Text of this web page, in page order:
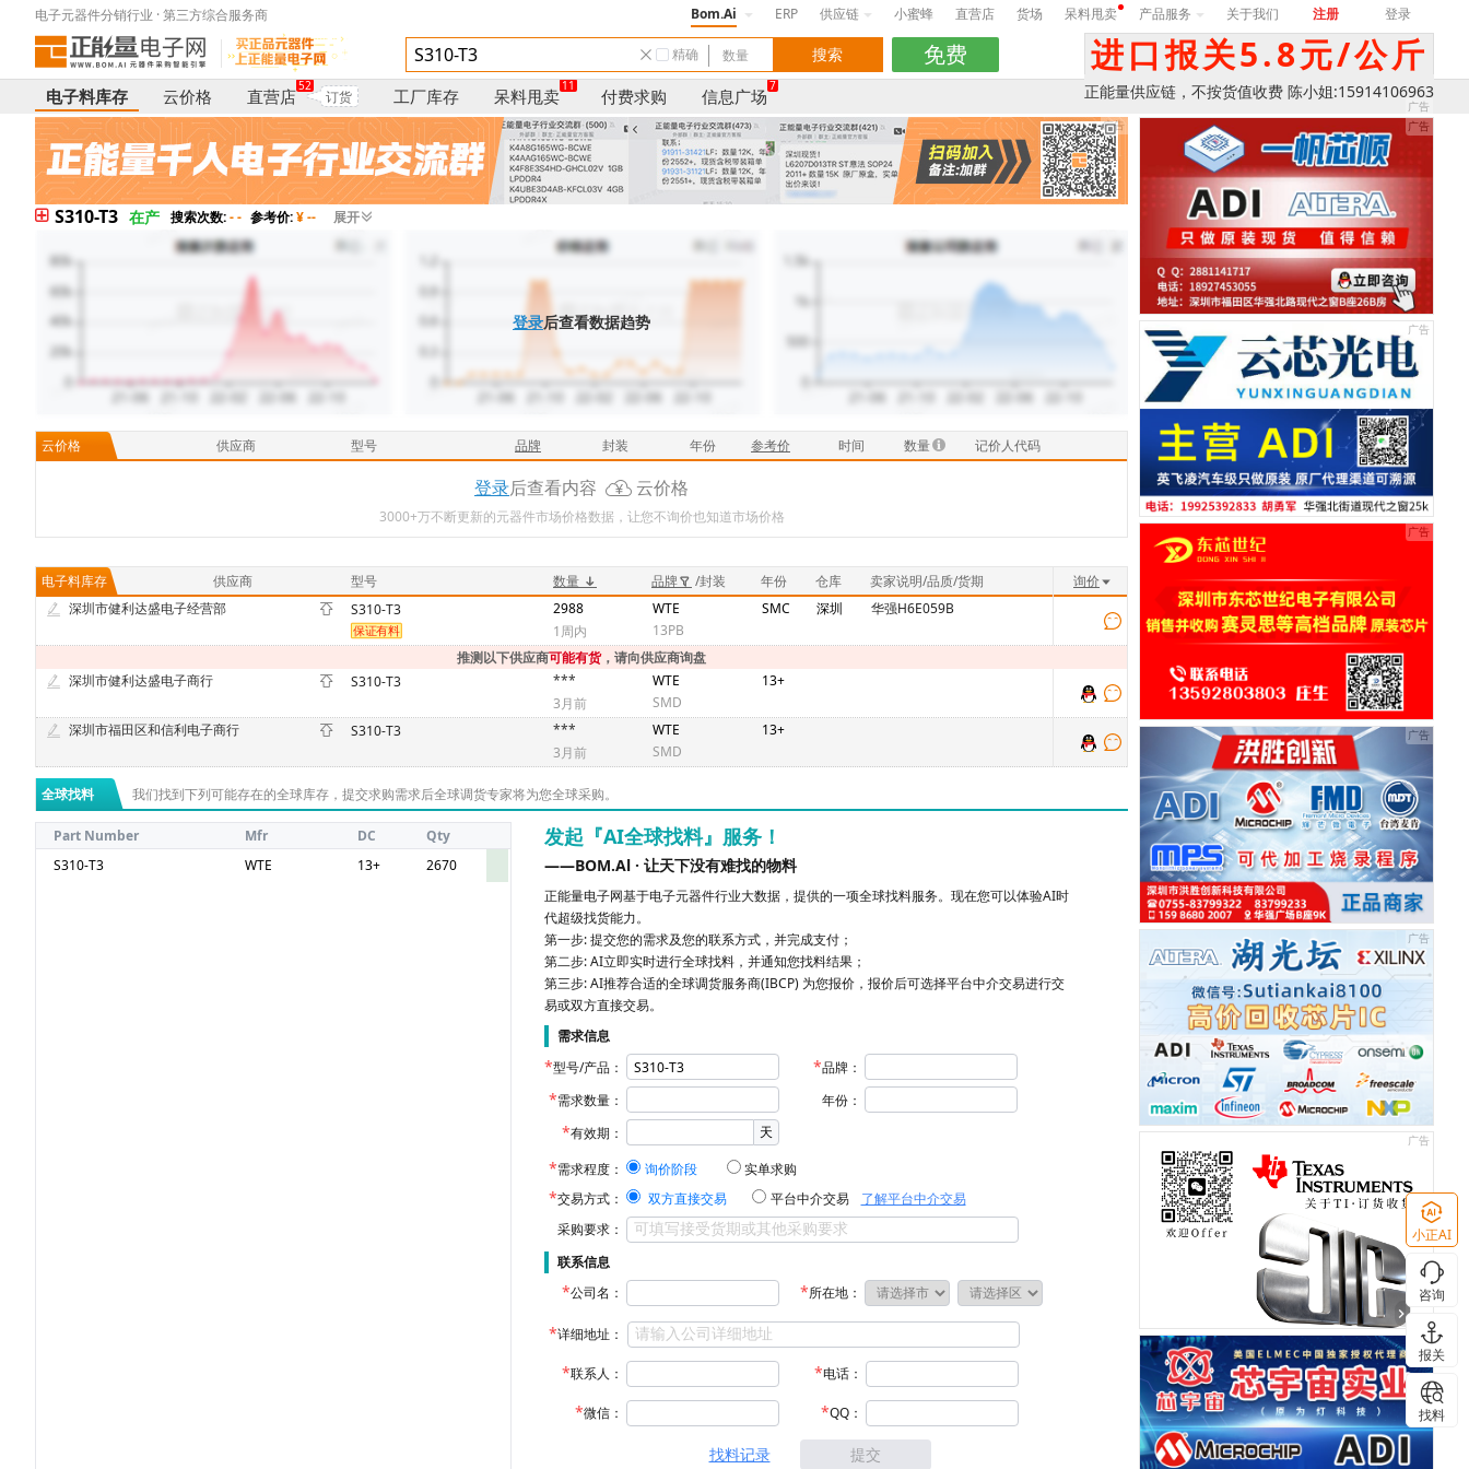
电子元器件分销行业 · 第三方综合服务商 Bom.Ai ERP 供应链 小蜜蜂 直营店 货场 呆料甩卖 产品服务 关于我们 注册 登录
精确 进口报关5.8元/公斤
正能量供应链，不按货值收费 陈小姐:15914106963
电子料库存 云价格 直营店
52
订货 工厂库存 呆料甩卖
11
付费求购 信息广场
7
S310-T3 在产 搜索次数:- - 参考价:¥ -- 展开
登录后查看数据趋势
云价格 供应商 型号 品牌 封装 年份 参考价 时间 数量 记价人代码
登录后查看内容 云价格
3000+万不断更新的元器件市场价格数据，让您不询价也知道市场价格
电子料库存 供应商 型号 数量 品牌 /封装 年份 仓库 卖家说明/品质/货期
询价
深圳市健利达盛电子经营部
S310-T3
2988
1周内
WTE
13PB
SMC 深圳 华强H6E059B
推测以下供应商可能有货，请向供应商询盘
深圳市健利达盛电子商行
S310-T3
***
3月前
WTE
SMD
13+
深圳市福田区和信利电子商行 S310-T3
***
3月前
WTE
SMD
13+
全球找料 我们找到下列可能存在的全球库存，提交求购需求后全球调货专家将为您全球采购。
Part Number Mfr DC
Qty
S310-T3
WTE 13+ 2670
发起『AI全球找料』服务！
——BOM.Al · 让天下没有难找的物料
正能量电子网基于电子元器件行业大数据，提供的一项全球找料服务。现在您可以体验AI时
代超级找货能力。
第一步: 提交您的需求及您的联系方式，并完成支付；
第二步: AI立即实时进行全球找料，并通知您找料结果；
第三步: AI推荐合适的全球调货服务商(IBCP) 为您报价，报价后可选择平台中介交易进行交
易或双方直接交易。
需求信息
型号/产品：
品牌：
需求数量：
年份：
有效期：
天
需求程度：
询价阶段
实单求购
交易方式：
双方直接交易 平台中介交易
了解平台中介交易
采购要求：
联系信息
公司名：
所在地：
详细地址：
联系人： 电话：
微信： QQ：
找料记录 提交
小正AI
咨询
报关
找料